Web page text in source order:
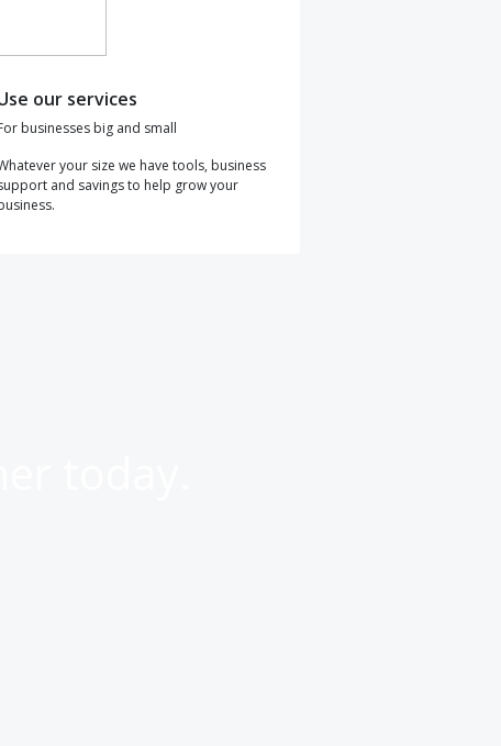
our services
businesses big and small
your size we have tools, business
and savings to help grow your